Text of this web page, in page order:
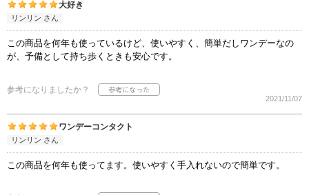
大好き
リンリン さん
この商品を何年も使っているけど、使いやすく、簡単だしワンデーなの
が、予備として持ち歩くときも安心です。
参考になりましたか？
2021/11/07
ワンデーコンタクト
リンリン さん
この商品を何年も使ってます。使いやすく手入れないので簡単です。